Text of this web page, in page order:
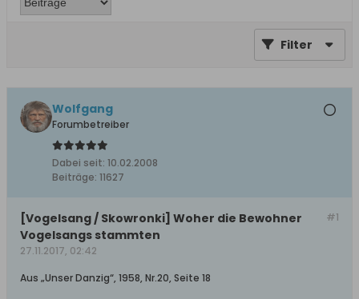
Filter
Wolfgang
Forumbetreiber
Dabei seit: 10.02.2008
Beiträge: 11627
#1
[Vogelsang / Skowronki] Woher die Bewohner
Vogelsangs stammten
27.11.2017, 02:42
Aus „Unser Danzig“, 1958, Nr.20, Seite 18